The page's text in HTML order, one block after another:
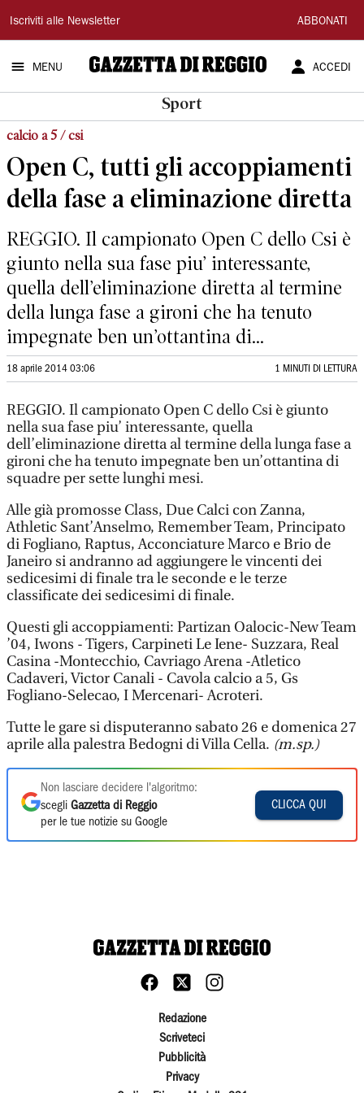
Gazzetta
di
Reggio
Iscriviti alle Newsletter ABBONATI
MENU ACCEDI
Sport
calcio a 5 / csi
Open C, tutti gli accoppiamenti
della fase a eliminazione diretta
REGGIO. Il campionato Open C dello Csi è
giunto nella sua fase piu’ interessante,
quella dell’eliminazione diretta al termine
della lunga fase a gironi che ha tenuto
impegnate ben un’ottantina di...
18 aprile 2014 03:06 1 MINUTI DI LETTURA
REGGIO. Il campionato Open C dello Csi è giunto
nella sua fase piu’ interessante, quella
dell’eliminazione diretta al termine della lunga fase a
gironi che ha tenuto impegnate ben un’ottantina di
squadre per sette lunghi mesi.
Alle già promosse Class, Due Calci con Zanna,
Athletic Sant’Anselmo, Remember Team, Principato
di Fogliano, Raptus, Acconciature Marco e Brio de
Janeiro si andranno ad aggiungere le vincenti dei
sedicesimi di finale tra le seconde e le terze
classificate dei sedicesimi di finale.
Questi gli accoppiamenti: Partizan Oalocic-New Team
’04, Iwons - Tigers, Carpineti Le Iene- Suzzara, Real
Casina -Montecchio, Cavriago Arena -Atletico
Cadaveri, Victor Canali - Cavola calcio a 5, Gs
Fogliano-Selecao, I Mercenari- Acroteri.
Tutte le gare si disputeranno sabato 26 e domenica 27
aprile alla palestra Bedogni di Villa Cella. (m.sp.)
Non lasciare decidere l'algoritmo:
scegli Gazzetta di Reggio
per le tue notizie su Google
CLICCA QUI
Redazione
Scriveteci
Pubblicità
Privacy